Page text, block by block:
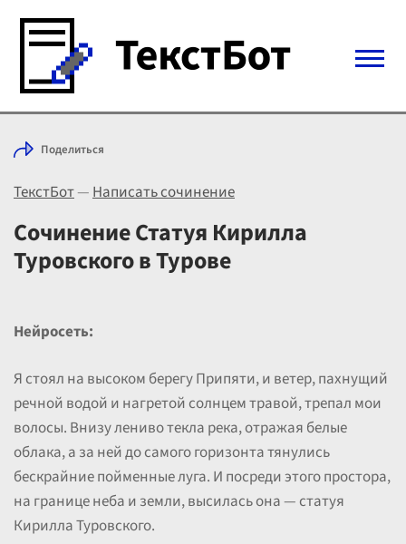
Войти с Telegram
Выбрать режим
Цены
Поделиться
ТекстБот—Написать сочинение
Сочинение Статуя Кирилла
Туровского в Турове
Нейросеть:
Я стоял на высоком берегу Припяти, и ветер, пахнущий
речной водой и нагретой солнцем травой, трепал мои
волосы. Внизу лениво текла река, отражая белые
облака, а за ней до самого горизонта тянулись
бескрайние пойменные луга. И посреди этого простора,
на границе неба и земли, высилась она — статуя
Кирилла Туровского.